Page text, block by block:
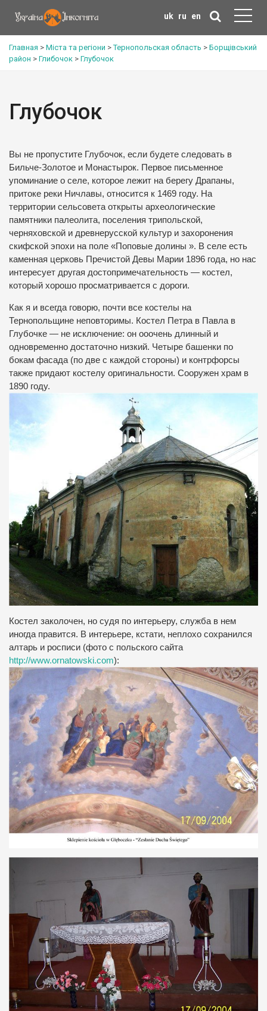
uk ru en
Главная > Міста та регіони >Тернопольская область > Борщівський
район > Глибочок > Глубочок
Глубочок
Вы не пропустите Глубочок, если будете следовать в
Бильче-Золотое и Монастырок. Первое письменное
упоминание о селе, которое лежит на берегу Драпаны,
притоке реки Ничлавы, относится к 1469 году. На
территории сельсовета открыты археологические
памятники палеолита, поселения трипольской,
черняховской и древнерусской культур и захоронения
скифской эпохи на поле «Поповые долины ». В селе есть
каменная церковь Пречистой Девы Марии 1896 года, но нас
интересует другая достопримечательность — костел,
который хорошо просматривается с дороги.
Как я и всегда говорю, почти все костелы на
Тернопольщине неповторимы. Костел Петра в Павла в
Глубочке — не исключение: он ооочень длинный и
одновременно достаточно низкий. Четыре башенки по
бокам фасада (по две с каждой стороны) и контрфорсы
также придают костелу оригинальности. Сооружен храм в
1890 году.
Костел заколочен, но судя по интерьеру, служба в нем
иногда правится. В интерьере, кстати, неплохо сохранился
алтарь и росписи (фото с польского сайта
http://www.ornatowski.com):